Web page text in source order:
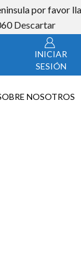
por
Descartar
INICIAR
SESIÓN
NOSOTROS